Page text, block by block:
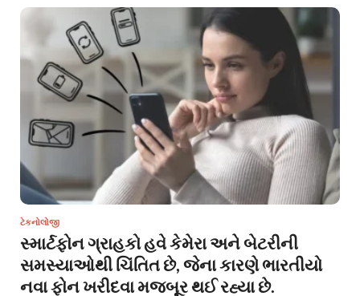
ટેકનોલોજી
સ્માર્ટફોન ગ્રાહકો હવે કેમેરા અને બેટરીની
સમસ્યાઓથી ચિંતિત છે, જેના કારણે ભારતીયો
નવા ફોન ખરીદવા મજબૂર થઈ રહ્યા છે.